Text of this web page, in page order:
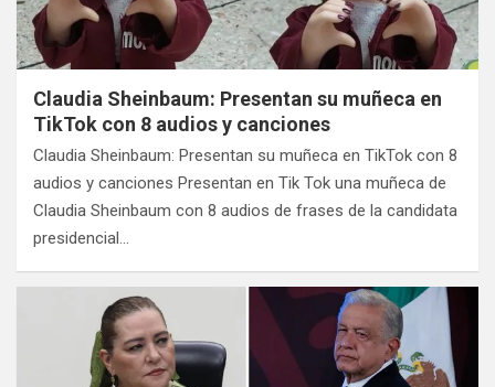
Claudia Sheinbaum: Presentan su muñeca en
TikTok con 8 audios y canciones
Claudia Sheinbaum: Presentan su muñeca en TikTok con 8
audios y canciones Presentan en Tik Tok una muñeca de
Claudia Sheinbaum con 8 audios de frases de la candidata
presidencial…